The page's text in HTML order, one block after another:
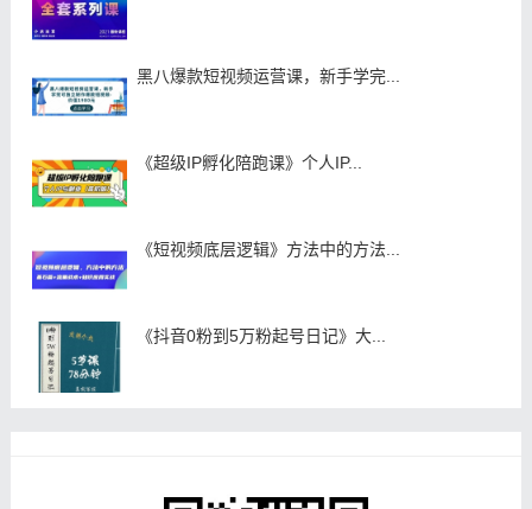
黑八爆款短视频运营课，新手学完...
《超级IP孵化陪跑课》个人IP...
《短视频底层逻辑》方法中的方法...
《抖音0粉到5万粉起号日记》大...